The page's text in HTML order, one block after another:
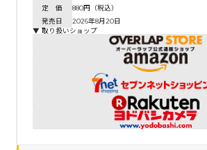
定 価
880円（税込）
発売日
2026年8月20日
▼ 取り扱いショップ